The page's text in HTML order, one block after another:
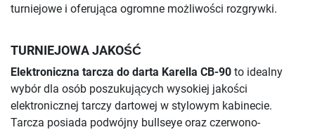
turniejowe i oferująca ogromne możliwości rozgrywki.
TURNIEJOWA JAKOŚĆ
Elektroniczna tarcza do darta Karella CB-90 to idealny
wybór dla osób poszukujących wysokiej jakości
elektronicznej tarczy dartowej w stylowym kabinecie.
Tarcza posiada podwójny bullseye oraz czerwono-